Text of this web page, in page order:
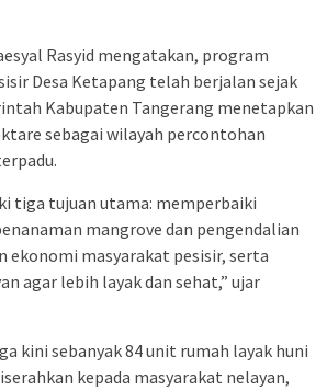
Rasyid mengatakan, program
Desa Ketapang telah berjalan sejak
Kabupaten Tangerang menetapkan
sebagai wilayah percontohan
tiga tujuan utama: memperbaiki
mangrove dan pengendalian
ekonomi masyarakat pesisir, serta
agar lebih layak dan sehat,” ujar
kini sebanyak 84 unit rumah layak huni
kepada masyarakat nelayan,